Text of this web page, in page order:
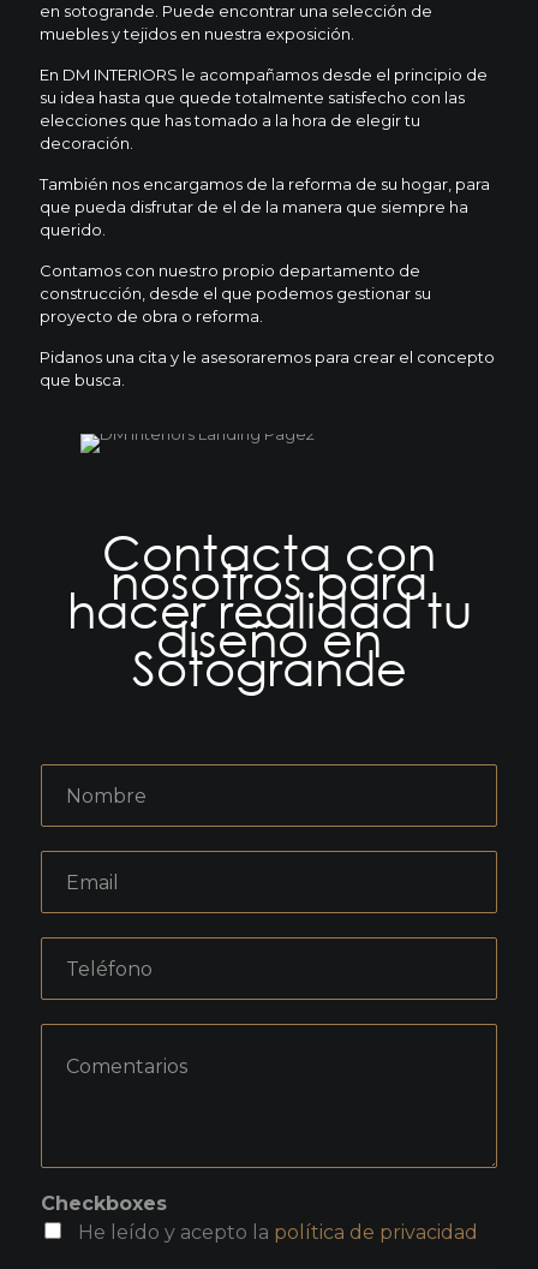
en sotogrande. Puede encontrar una selección de
muebles y tejidos en nuestra exposición.
En DM INTERIORS le acompañamos desde el principio de
su idea hasta que quede totalmente satisfecho con las
elecciones que has tomado a la hora de elegir tu
decoración.
También nos encargamos de la reforma de su hogar, para
que pueda disfrutar de el de la manera que siempre ha
querido.
Contamos con nuestro propio departamento de
construcción, desde el que podemos gestionar su
proyecto de obra o reforma.
Pidanos una cita y le asesoraremos para crear el concepto
que busca.
Contacta con
nosotros para
hacer realidad tu
diseño en
Sotogrande
Checkboxes
He leído y acepto la política de privacidad